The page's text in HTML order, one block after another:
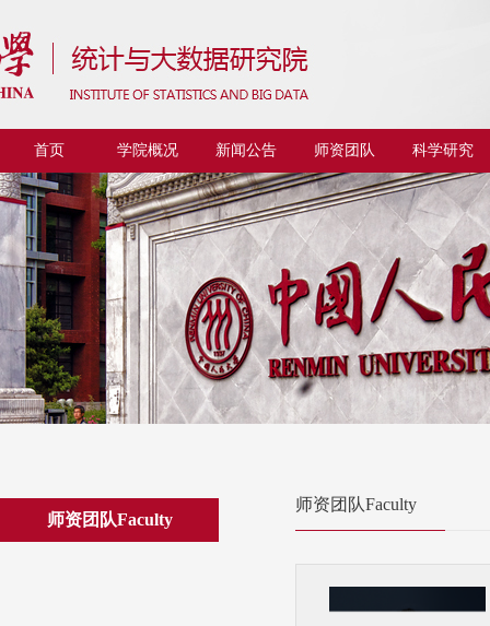
首页 学院概况 新闻公告 师资团队
Faculty
科学研究
师资团队Faculty
师资团队Faculty